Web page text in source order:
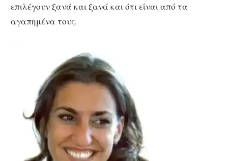
επιλέγουν ξανά και ξανά και ότι είναι από τα
αγαπημένα τους.